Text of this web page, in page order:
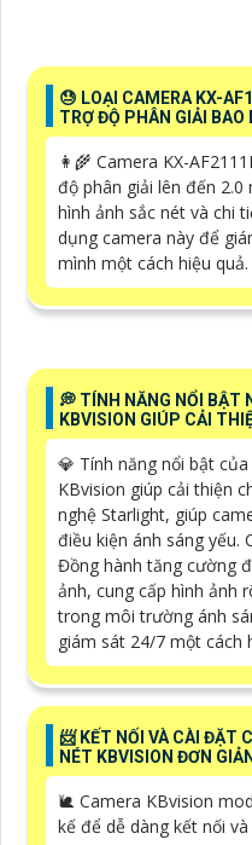
😓 LOẠI CAMERA KX-
TRỢ ĐỘ PHÂN GIẢI BAO
👩‍🌾 Camera KX-
độ phân giải lên đến
hình ảnh sắc nét và chi
dụng camera này để
mình một cách hiệu quả.
️💭 TÍNH NĂNG NỔI BẬT
KBVISION GIÚP CẢI
💎 Tính năng nổi bật
KBvision giúp cải thiện
nghệ Starlight, giúp
điều kiện ánh sáng yếu.
Đồng hành tăng cường
ảnh, cung cấp hình ảnh
trong môi trường ánh
giám sát 24/7 một cách
📨 KẾT NỐI VÀ CÀI ĐẶT
NÉT KBVISION ĐƠN
🐌 Camera KBvision
kế để dễ dàng kết nối